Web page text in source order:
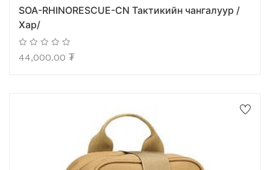
SOA-RHINORESCUE-CN Тактикийн чангалуур /
Хар/
44,000.00 ₮